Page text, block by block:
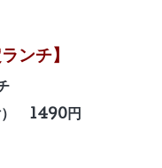
ンチ】
） 1490円